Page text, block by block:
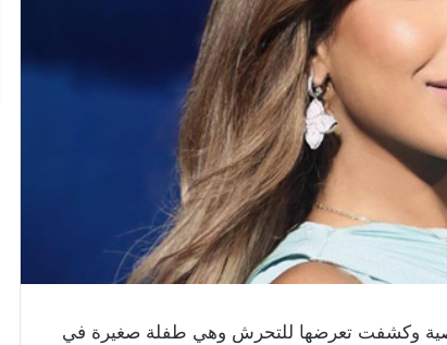
وكشفت تعرضها للتحرش وهي طفلة صغيرة في